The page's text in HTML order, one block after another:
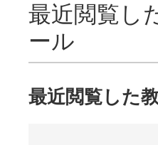
最近閲覧し
ール
最近閲覧した